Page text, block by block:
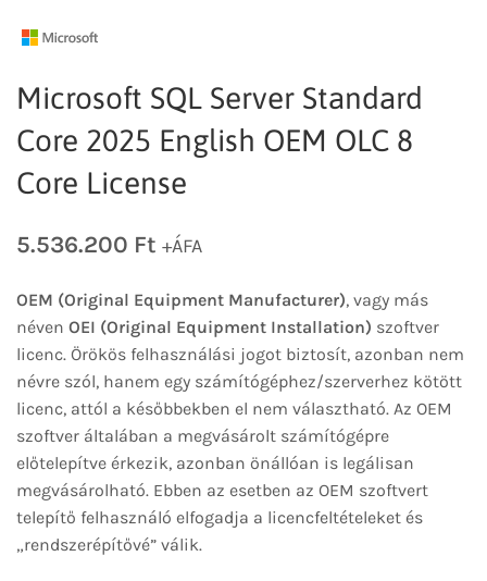
Microsoft SQL Server Standard
Core 2025 English OEM OLC 8
Core License
5.536.200 Ft +ÁFA
OEM (Original Equipment Manufacturer), vagy más
néven OEI (Original Equipment Installation) szoftver
licenc. Örökös felhasználási jogot biztosít, azonban nem
névre szól, hanem egy számítógéphez/szerverhez kötött
licenc, attól a későbbekben el nem választható. Az OEM
szoftver általában a megvásárolt számítógépre
előtelepítve érkezik, azonban önállóan is legálisan
megvásárolható. Ebben az esetben az OEM szoftvert
telepítő felhasználó elfogadja a licencfeltételeket és
„rendszerépítővé” válik.